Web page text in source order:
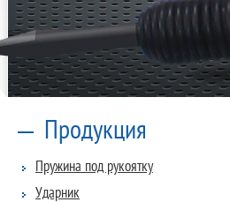
Продукция
Пружина под рукоятку
Ударник